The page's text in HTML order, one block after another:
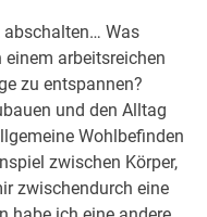
abschalten… Was
arbeitsreichen
zu entspannen?
und den Alltag
Wohlbefinden
zwischen Körper,
zwischendurch eine